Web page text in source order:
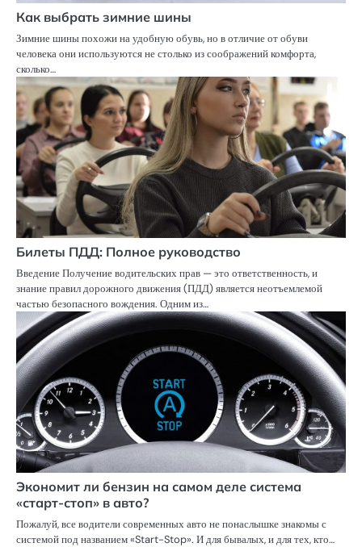
Как выбрать зимние шины
Зимние шины похожи на удобную обувь, но в отличие от обуви
человека они используются не столько из соображений комфорта,
сколько…
Билеты ПДД: Полное руководство
Введение Получение водительских прав — это ответственность, и
знание правил дорожного движения (ПДД) является неотъемлемой
частью безопасного вождения. Одним из…
Экономит ли бензин на самом деле система
«старт-стоп» в авто?
Пожалуй, все водители современных авто не понаслышке знакомы с
системой под названием «Start-Stop». И для бывалых, и для тех, кто…